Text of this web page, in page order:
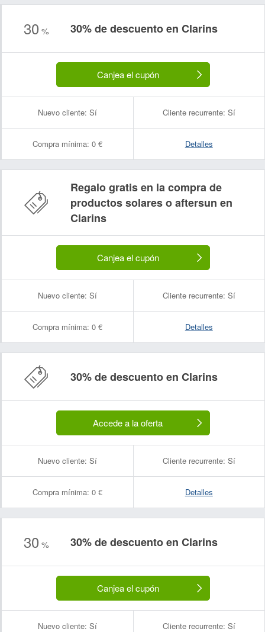
30 % 30% de descuento en Clarins
Canjea el cupón
Nuevo cliente: Sí Cliente recurrente: Sí
Compra mínima: 0 € Detalles
Regalo gratis en la compra de
productos solares o aftersun en
Clarins
Canjea el cupón
Nuevo cliente: Sí Cliente recurrente: Sí
Compra mínima: 0 € Detalles
30% de descuento en Clarins
Accede a la oferta
Nuevo cliente: Sí Cliente recurrente: Sí
Compra mínima: 0 € Detalles
30 % 30% de descuento en Clarins
Canjea el cupón
Nuevo cliente: Sí Cliente recurrente: Sí